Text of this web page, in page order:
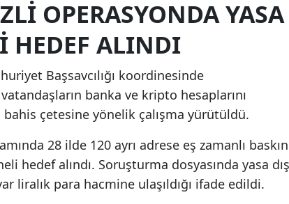
OPERASYONDA YASA
HEDEF ALINDI
Başsavcılığı koordinesinde
banka ve kripto hesaplarını
bahis çetesine yönelik çalışma yürütüldü.
28 ilde 120 ayrı adrese eş zamanlı baskın
hedef alındı. Soruşturma dosyasında yasa
liralık para hacmine ulaşıldığı ifade edildi.